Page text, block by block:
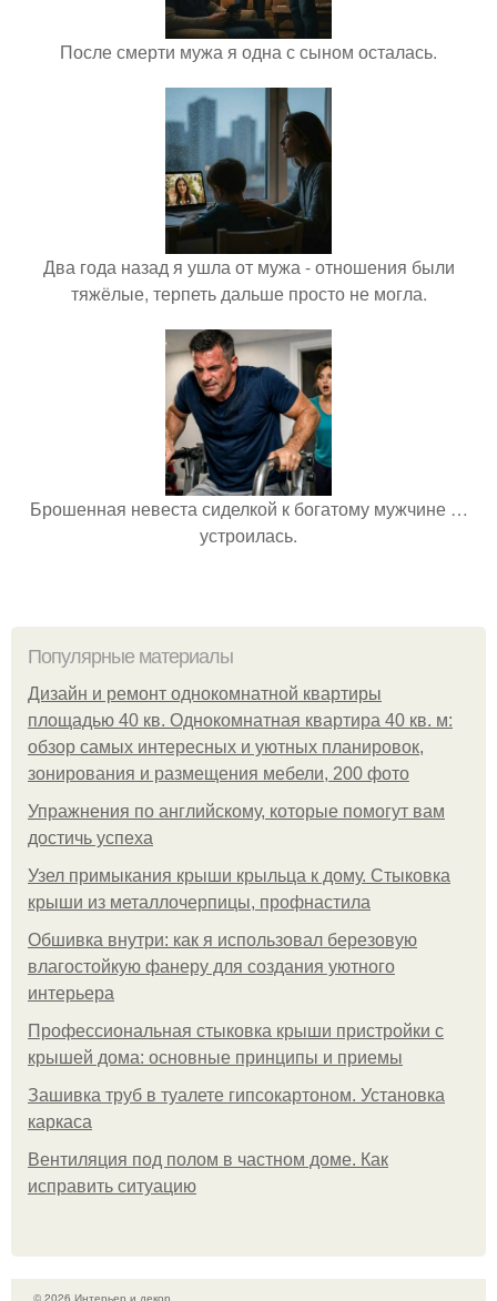
После смерти мужа я одна с сыном осталась.
Два года назад я ушла от мужа - отношения были
тяжёлые, терпеть дальше просто не могла.
Брошенная невеста сиделкой к богатому мужчине …
устроилась.
Популярные материалы
Дизайн и ремонт однокомнатной квартиры
площадью 40 кв. Однокомнатная квартира 40 кв. м:
обзор самых интересных и уютных планировок,
зонирования и размещения мебели, 200 фото
Упражнения по английскому, которые помогут вам
достичь успеха
Узел примыкания крыши крыльца к дому. Стыковка
крыши из металлочерпицы, профнастила
Обшивка внутри: как я использовал березовую
влагостойкую фанеру для создания уютного
интерьера
Профессиональная стыковка крыши пристройки с
крышей дома: основные принципы и приемы
Зашивка труб в туалете гипсокартоном. Установка
каркаса
Вентиляция под полом в частном доме. Как
исправить ситуацию
© 2026 Интерьер и декор